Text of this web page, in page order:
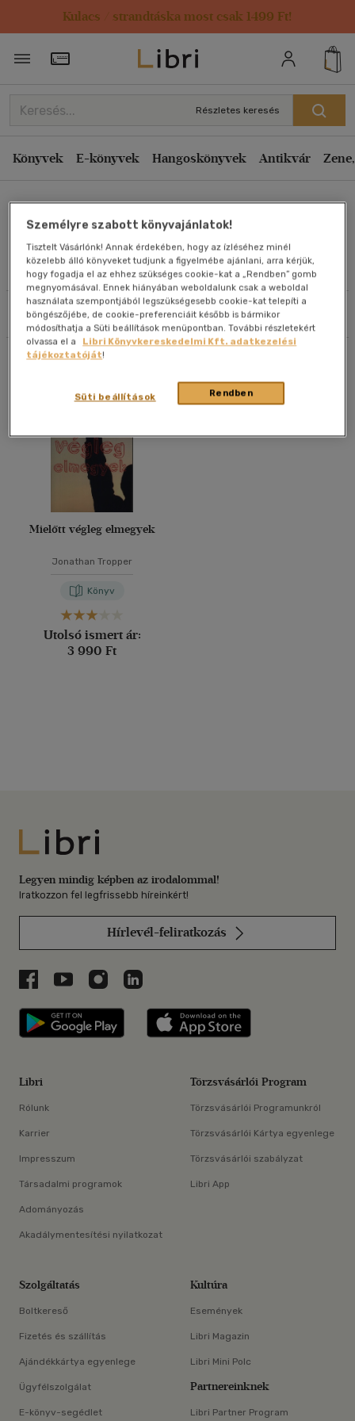
Kulacs / strandtáska most csak 1499 Ft!
Törzsvásárlói Kártya adatai
Részletes keresés
Könyvek E-könyvek Hangoskönyvek Antikvár
Művei
Szűrés Rendezés
Rendezés
Kiadás éve szerint csökkenő
Ár szerint csökkenő
Eladott darabszám szerint csökkenő
Eladott darabszám szerint növekvő
Cím szerint A-Z
Szerző szerint A-Z
Megjelenítés
20 db / oldal
Alkalmaz
Mielőtt végleg elmegyek
Jonathan Tropper
Könyv
Utolsó ismert ár:
3 990 Ft
Libri
Legyen mindig képben az irodalommal!
Iratkozzon fel legfrissebb híreinkért!
Hírlevél-feliratkozás
Libri a Facebookon
Libri a Youtube-on
Libri az Instagramon
Libri a LinkedInen
Libri applikáció Szerezd meg: Google
Libri
Rólunk
Karrier
Impresszum
Társadalmi programok
Adományozás
Akadálymentesítési nyilatkozat
Törzsvásárlói Program
Törzsvásárlói Programunkról
Törzsvásárlói Kártya egyenlege
Törzsvásárlói szabályzat
Libri App
Szolgáltatás
Boltkereső
Fizetés és szállítás
Ajándékkártya egyenlege
Ügyfélszolgálat
E-könyv-segédlet
Kultúra
Események
Libri Magazin
Libri Mini Polc
Partnereinknek
Libri Partner Program
Személyre szabott könyvajánlatok!
Tisztelt Vásárlónk! Annak érdekében, hogy az ízléséhez minél
közelebb álló könyveket tudjunk a figyelmébe ajánlani, arra kérjük,
hogy fogadja el az ehhez szükséges cookie-kat a „Rendben” gomb
megnyomásával. Ennek hiányában weboldalunk csak a weboldal
használata szempontjából legszükségesebb cookie-kat telepíti a
böngészőjébe, de cookie-preferenciáit később is bármikor
módosíthatja a Süti beállítások menüpontban. További részletekért
olvassa el a
Libri Könyvkereskedelmi Kft. adatkezelési
tájékoztatóját!
Rendben
Süti beállítások